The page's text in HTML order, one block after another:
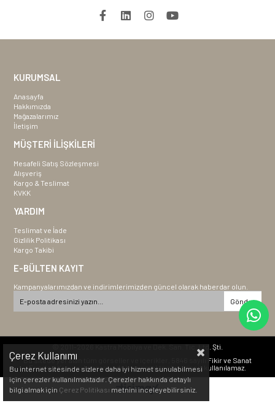
KURUMSAL
Anasayfa
Hakkımızda
Mağazalarımız
İletişim
MÜŞTERİ İLİŞKİLERİ
Mesafeli Satış Sözleşmesi
Alışveriş
Kargo & Teslimat
KVKK
YARDIM
Teslimat ve İade
Gizlilik Politikası
Kargo Takibi
E-BÜLTEN KAYIT
Kampanyalarımızdan ve indirimlerimizden güncel olarak haberdar olun.
Gönder
© 2011-2026 Kastra Mobilya ve Dek. San. Tic. Ltd. Şti.
Bu sitede yer alan tüm görseller ve içerikler, 5846 sayılı Fikir ve Sanat
Eserleri Kanunu kapsamında korunmakta olup izinsiz kullanılamaz.
Çerez Kullanımı
Bu internet sitesinde sizlere daha iyi hizmet sunulabilmesi
için çerezler kullanılmaktadır. Çerezler hakkında detaylı
bilgi almak için Çerez Politikası metnini inceleyebilirsiniz.